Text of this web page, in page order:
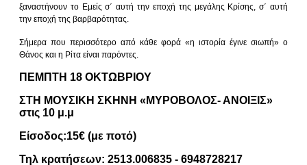
ξαναστήνουν το Εμείς σ΄ αυτή την εποχή της μεγάλης Κρίσης, σ΄ αυτή
την εποχή της βαρβαρότητας.
Σήμερα που περισσότερο από κάθε φορά «η ιστορία έγινε σιωπή» ο
Θάνος και η Ρίτα είναι παρόντες.
ΠΕΜΠΤΗ 18 ΟΚΤΩΒΡΙΟΥ
ΣΤΗ ΜΟΥΣΙΚΗ ΣΚΗΝΗ «MΥΡΟΒΟΛΟΣ- ΑΝΟΙΞΙΣ»
στις 10 μ.μ
Είσοδος:15€ (με ποτό)
Τηλ κρατήσεων: 2513.006835 - 6948728217